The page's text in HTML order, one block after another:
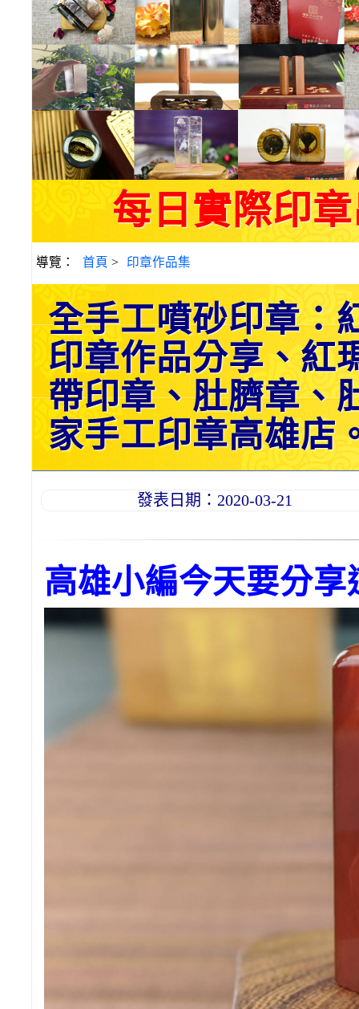
每日實際印
導覽： 首頁 > 印章作品集
全手工噴砂印章：
印章作品分享、紅
帶印章、肚臍章、
家手工印章高雄店
發表日期：2020-03-21
高雄小編今天要分享